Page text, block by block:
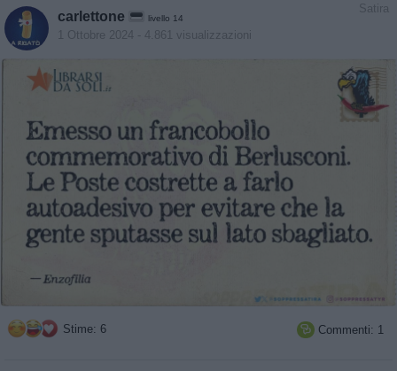
Satira
carlettone livello 14
1 Ottobre 2024 - 4.861 visualizzazioni
Stime: 6  Commenti: 1